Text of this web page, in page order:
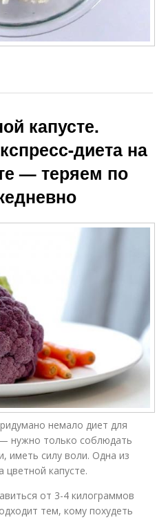
капусте.
диета на
— теряем по
немало диет для
нужно только соблюдать
иметь силу воли. Одна из
цветной капусте.
от 3-4 килограммов
тем, кому похудеть